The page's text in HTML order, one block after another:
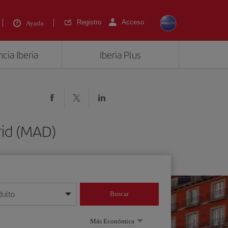
Ayuda Registro Acceso
Iberia Iberia Plus
(MAD)
mes/año
Buscar
Más Económica